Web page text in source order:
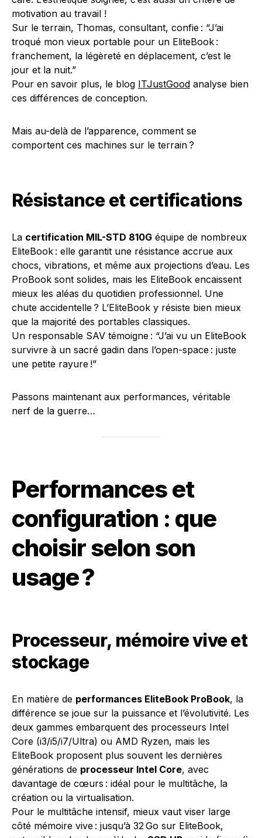
motivation au travail !
Sur le terrain, Thomas, consultant, confie : “J’ai
troqué mon vieux portable pour un EliteBook :
franchement, la légèreté en déplacement, c’est le
jour et la nuit.”
Pour en savoir plus, le blog ITJustGood analyse bien
ces différences de conception.
Mais au-delà de l’apparence, comment se
comportent ces machines sur le terrain ?
Résistance et certifications
La certification MIL-STD 810G équipe de nombreux
EliteBook : elle garantit une résistance accrue aux
chocs, vibrations, et même aux projections d’eau. Les
ProBook sont solides, mais les EliteBook encaissent
mieux les aléas du quotidien professionnel. Une
chute accidentelle ? L’EliteBook y résiste bien mieux
que la majorité des portables classiques.
Un responsable SAV témoigne : “J’ai vu un EliteBook
survivre à un sacré gadin dans l’open-space : juste
une petite rayure !”
Passons maintenant aux performances, véritable
nerf de la guerre…
Performances et
configuration : que
choisir selon son
usage ?
Processeur, mémoire vive et
stockage
En matière de performances EliteBook ProBook, la
différence se joue sur la puissance et l’évolutivité. Les
deux gammes embarquent des processeurs Intel
Core (i3/i5/i7/Ultra) ou AMD Ryzen, mais les
EliteBook proposent plus souvent les dernières
générations de processeur Intel Core, avec
davantage de cœurs : idéal pour le multitâche, la
création ou la virtualisation.
Pour le multitâche intensif, mieux vaut viser large
côté mémoire vive : jusqu’à 32 Go sur EliteBook,